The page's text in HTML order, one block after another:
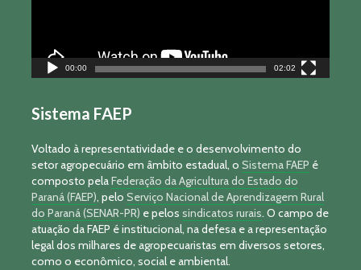
00:00 02:02
Sistema FAEP
Voltado à representatividade e o desenvolvimento do
setor agropecuário em âmbito estadual, o Sistema FAEP é
composto pelaFederação da Agricultura do Estado do
Paraná (FAEP), pelo Serviço Nacional de Aprendizagem Rural
do Paraná (SENAR-PR) e pelos sindicatos rurais. O campo de
atuação da FAEP é institucional, na defesa e a representação
legal dos milhares de agropecuaristas em diversos setores,
como o econômico, social e ambiental.